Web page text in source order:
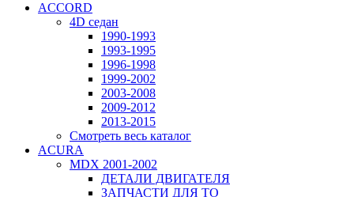
ACCORD
4D седан
1990-1993
1993-1995
1996-1998
1999-2002
2003-2008
2009-2012
2013-2015
Смотреть весь каталог
ACURA
MDX 2001-2002
ДЕТАЛИ ДВИГАТЕЛЯ
ЗАПЧАСТИ ДЛЯ ТО